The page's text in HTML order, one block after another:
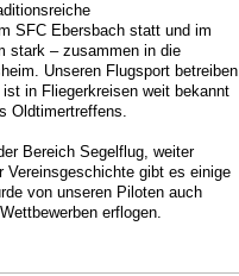
SFC Ebersbach statt und im
stark – zusammen in die
Unseren Flugsport betreiben
in Fliegerkreisen weit bekannt
Oldtimertreffens.
Bereich Segelflug, weiter
Vereinsgeschichte gibt es einige
von unseren Piloten auch
erflogen.